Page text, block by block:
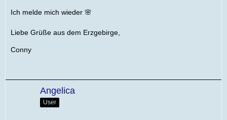
Ich melde mich wieder 🌸
Liebe Grüße aus dem Erzgebirge,
Conny
Angelica
User